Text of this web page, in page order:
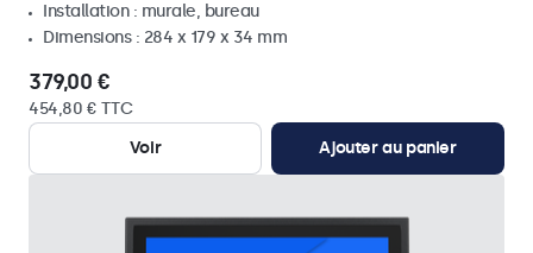
Installation : murale, bureau
Dimensions : 284 x 179 x 34 mm
379,00 €
454,80 € TTC
Voir
Ajouter au panier